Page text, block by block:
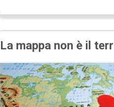
La mappa non è il